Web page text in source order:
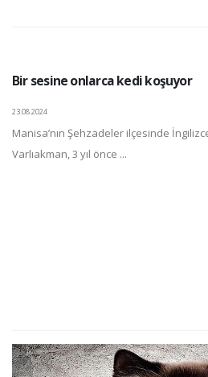
Bir sesine onlarca kedi koşuyor
23.08.2024
Manisa’nın Şehzadeler ilçesinde
Varlıakman, 3 yıl önce ...